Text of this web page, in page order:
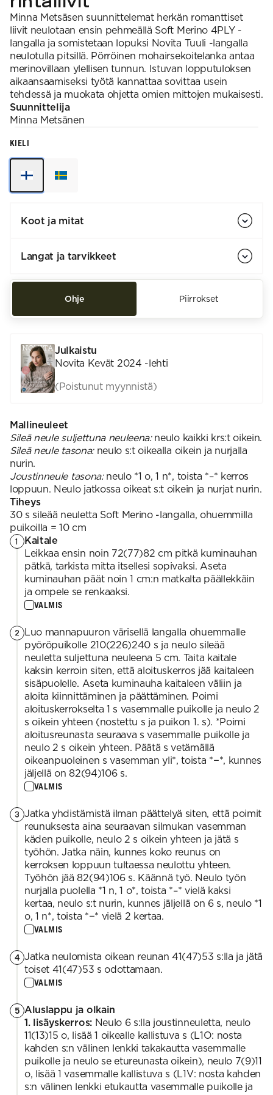
Minna Metsäsen suunnittelemat herkän romanttiset
liivit neulotaan ensin pehmeällä Soft Merino 4PLY -
langalla ja somistetaan lopuksi Novita Tuuli -langalla
neulotulla pitsillä. Pörröinen mohairsekoitelanka antaa
merinovillaan ylellisen tunnun. Istuvan lopputuloksen
aikaansaamiseksi työtä kannattaa sovittaa usein
tehdessä ja muokata ohjetta omien mittojen mukaisesti.
Suunnittelija
Minna Metsänen
KIELI
Koot ja mitat
Langat ja tarvikkeet
Ohje Piirrokset
Julkaistu
Novita Kevät 2024 -lehti
(Poistunut myynnistä)
Mallineuleet
Sileä neule suljettuna neuleena:neulo kaikki krs:t oikein.
Sileä neule tasona:neulo s:t oikealla oikein ja nurjalla
nurin.
Joustinneule tasona:neulo *1 o, 1 n*, toista *–* kerros
loppuun. Neulo jatkossa oikeat s:t oikein ja nurjat nurin.
Tiheys
30 s sileää neuletta Soft Merino -langalla, ohuemmilla
puikoilla = 10 cm
1
Kaitale
Leikkaa ensin noin 72(77)82 cm pitkä kuminauhan
pätkä, tarkista mitta itsellesi sopivaksi. Aseta
kuminauhan päät noin 1 cm:n matkalta päällekkäin
ja ompele se renkaaksi.
VALMIS
2 Luo mannapuuron värisellä langalla ohuemmalle
pyöröpuikolle 210(226)240 s ja neulo sileää
neuletta suljettuna neuleena 5 cm. Taita kaitale
kaksin kerroin siten, että aloituskerros jää kaitaleen
sisäpuolelle. Aseta kuminauha kaitaleen väliin ja
aloita kiinnittäminen ja päättäminen. Poimi
aloituskerrokselta 1 s vasemmalle puikolle ja neulo 2
s oikein yhteen (nostettu s ja puikon 1. s). *Poimi
aloitusreunasta seuraava s vasemmalle puikolle ja
neulo 2 s oikein yhteen. Päätä s vetämällä
oikeanpuoleinen s vasemman yli*, toista *−*, kunnes
jäljellä on 82(94)106 s.
VALMIS
3 Jatka yhdistämistä ilman päättelyä siten, että poimit
reunuksesta aina seuraavan silmukan vasemman
käden puikolle, neulo 2 s oikein yhteen ja jätä s
työhön. Jatka näin, kunnes koko reunus on
kerroksen loppuun tultaessa neulottu yhteen.
Työhön jää 82(94)106 s. Käännä työ. Neulo työn
nurjalla puolella *1 n, 1 o*, toista *–* vielä kaksi
kertaa, neulo s:t nurin, kunnes jäljellä on 6 s, neulo *1
o, 1 n*, toista *−* vielä 2 kertaa.
VALMIS
4 Jatka neulomista oikean reunan 41(47)53 s:lla ja jätä
toiset 41(47)53 s odottamaan.
VALMIS
5 Aluslappu ja olkain
1. lisäyskerros: Neulo 6 s:lla joustinneuletta, neulo
11(13)15 o, lisää 1 oikealle kallistuva s (L1O: nosta
kahden s:n välinen lenkki takakautta vasemmalle
puikolle ja neulo se etureunasta oikein), neulo 7(9)11
o, lisää 1 vasemmalle kallistuva s (L1V: nosta kahden
s:n välinen lenkki etukautta vasemmalle puikolle ja